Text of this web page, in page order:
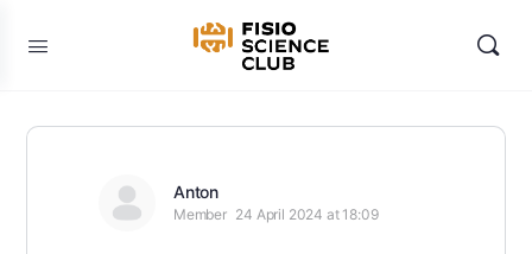
Anton
Member 24 April 2024 at 18:09